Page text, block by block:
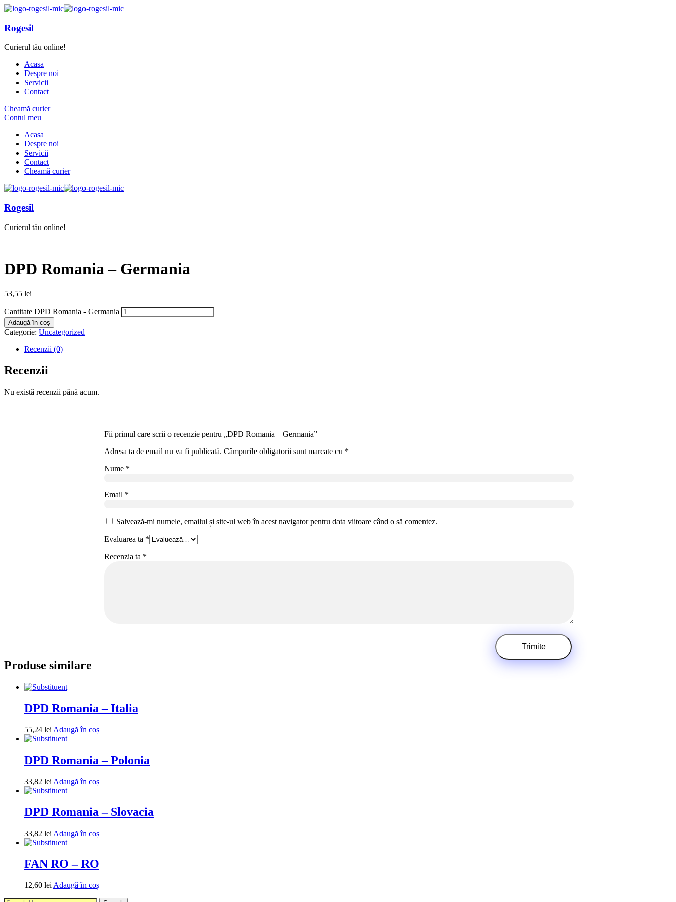
Rogesil
Curierul tău online!
Acasa
Despre noi
Servicii
Contact
Cheamă curier
Contul meu
Acasa
Despre noi
Servicii
Contact
Cheamă curier
Rogesil
Curierul tău online!
DPD Romania – Germania
53,55 lei
Cantitate DPD Romania - Germania
Adaugă în coș
Categorie: Uncategorized
Recenzii (0)
Recenzii
Nu există recenzii până acum.
Fii primul care scrii o recenzie pentru „DPD Romania – Germania”
Adresa ta de email nu va fi publicată. Câmpurile obligatorii sunt marcate cu *
Nume *
Email *
Salvează-mi numele, emailul și site-ul web în acest navigator pentru data viitoare când o să comentez.
Evaluarea ta *
Recenzia ta *
Produse similare
DPD Romania – Italia
55,24 lei Adaugă în coș
DPD Romania – Polonia
33,82 lei Adaugă în coș
DPD Romania – Slovacia
33,82 lei Adaugă în coș
FAN RO – RO
12,60 lei Adaugă în coș